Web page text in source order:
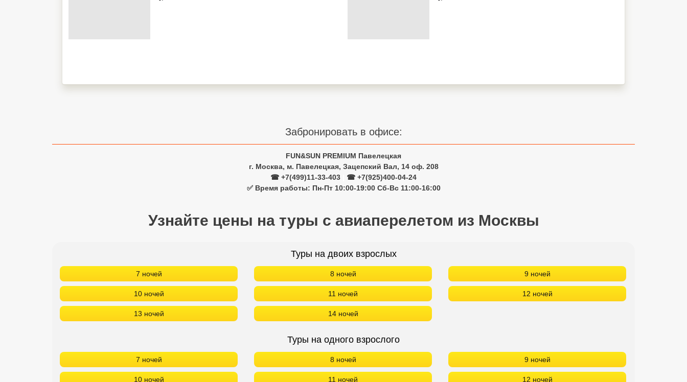
Забронировать в офисе:
FUN&SUN PREMIUM Павелецкая
г. Москва, м. Павелецкая, Зацепский Вал, 14 оф. 208
☎ +7(499)11-33-403
☎ +7(925)400-04-24
✅ Время работы: Пн-Пт 10:00-19:00 Сб-Вс 11:00-16:00
Узнайте цены на туры с авиаперелетом из Москвы
Туры на двоих взрослых
7 ночей 8 ночей 9 ночей
10 ночей 11 ночей 12 ночей
13 ночей 14 ночей
Туры на одного взрослого
7 ночей 8 ночей 9 ночей
10 ночей 11 ночей 12 ночей
Сетевые отели Бали
Сетевые отели Сейшел